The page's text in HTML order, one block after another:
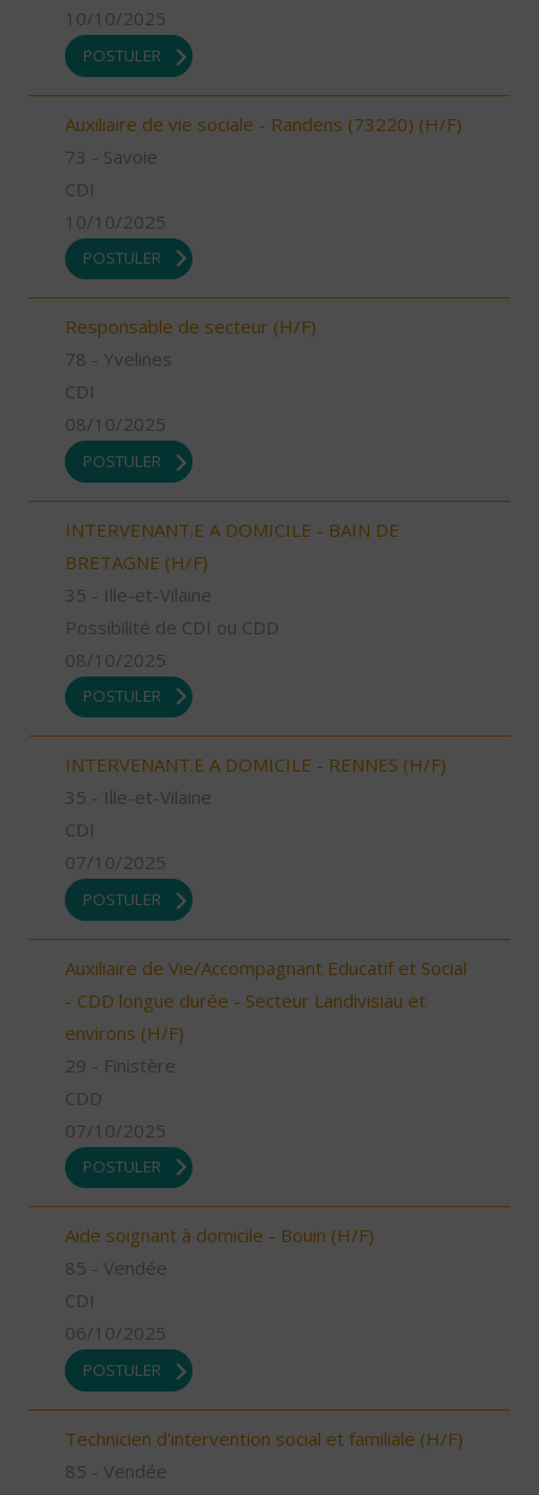
10/10/2025
POSTULER
Auxiliaire de vie sociale - Randens (73220) (H/F)
73 - Savoie
CDI
10/10/2025
POSTULER
Responsable de secteur (H/F)
78 - Yvelines
CDI
08/10/2025
POSTULER
INTERVENANT.E A DOMICILE - BAIN DE
BRETAGNE (H/F)
35 - Ille-et-Vilaine
Possibilité de CDI ou CDD
08/10/2025
POSTULER
INTERVENANT.E A DOMICILE - RENNES (H/F)
35 - Ille-et-Vilaine
CDI
07/10/2025
POSTULER
Auxiliaire de Vie/Accompagnant Educatif et Social
- CDD longue durée - Secteur Landivisiau et
environs (H/F)
29 - Finistère
CDD
07/10/2025
POSTULER
Aide soignant à domicile - Bouin (H/F)
85 - Vendée
CDI
06/10/2025
POSTULER
Technicien d'intervention social et familiale (H/F)
85 - Vendée